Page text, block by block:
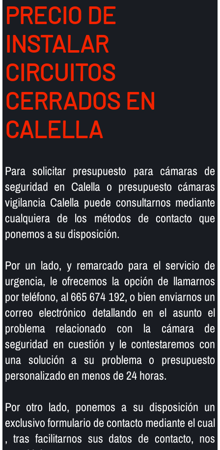
PRECIO DE
INSTALAR
CIRCUITOS
CERRADOS EN
CALELLA
Para solicitar presupuesto para cámaras de
seguridad en Calella o presupuesto cámaras
vigilancia Calella puede consultarnos mediante
cualquiera de los métodos de contacto que
ponemos a su disposición.
Por un lado, y remarcado para el servicio de
urgencia, le ofrecemos la opción de llamarnos
por teléfono, al 665 674 192, o bien enviarnos un
correo electrónico detallando en el asunto el
problema relacionado con la cámara de
seguridad en cuestión y le contestaremos con
una solución a su problema o presupuesto
personalizado en menos de 24 horas.
Por otro lado, ponemos a su disposición un
exclusivo formulario de contacto mediante el cual
, tras facilitarnos sus datos de contacto, nos